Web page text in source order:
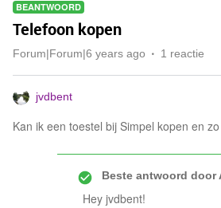
BEANTWOORD
Telefoon kopen
Forum|Forum|6 years ago 1 reactie
jvdbent
Kan ik een toestel bij Simpel kopen en
Beste antwoord door
Hey jvdbent!